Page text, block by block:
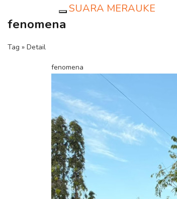
SUARA MERAUKE
fenomena
Tag » Detail
fenomena